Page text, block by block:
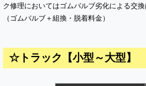
ク修理においてはゴムバルブ劣化による交
（ゴムバルブ＋組換・脱着料金）
☆トラック【小型～大型】